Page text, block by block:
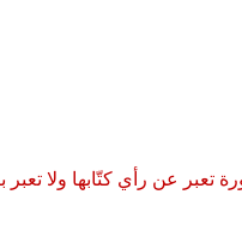
تعبر عن رأي كتّابها ولا